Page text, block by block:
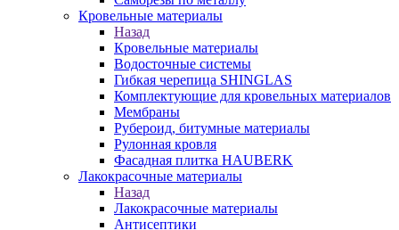
Кровельные материалы
Назад
Кровельные материалы
Водосточные системы
Гибкая черепица SHINGLAS
Комплектующие для кровельных материалов
Мембраны
Рубероид, битумные материалы
Рулонная кровля
Фасадная плитка HAUBERK
Лакокрасочные материалы
Назад
Лакокрасочные материалы
Антисептики